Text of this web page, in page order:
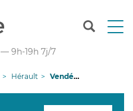
T
n
— 9h-19h 7j/7
Hérault Vendémian